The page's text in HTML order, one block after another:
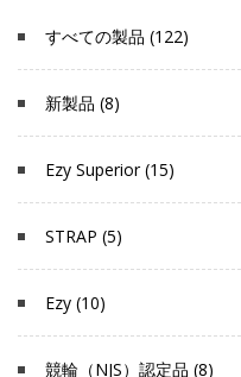
すべての製品 (122)
新製品 (8)
Ezy Superior (15)
STRAP (5)
Ezy (10)
競輪（NJS）認定品 (8)